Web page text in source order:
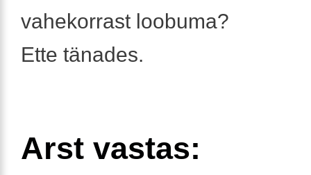
vahekorrast loobuma?
Ette tänades.
Arst vastas: